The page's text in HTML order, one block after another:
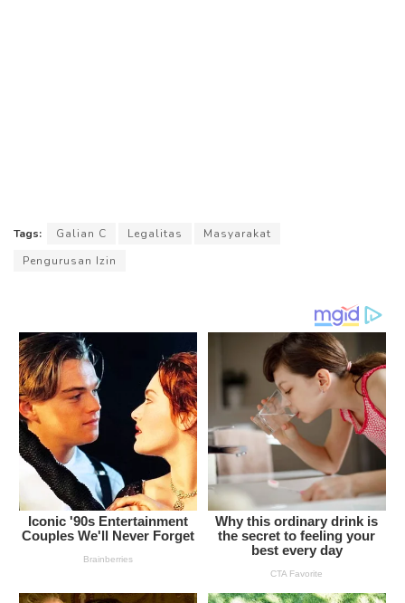
Tags: Galian C Legalitas
Masyarakat
Pengurusan Izin